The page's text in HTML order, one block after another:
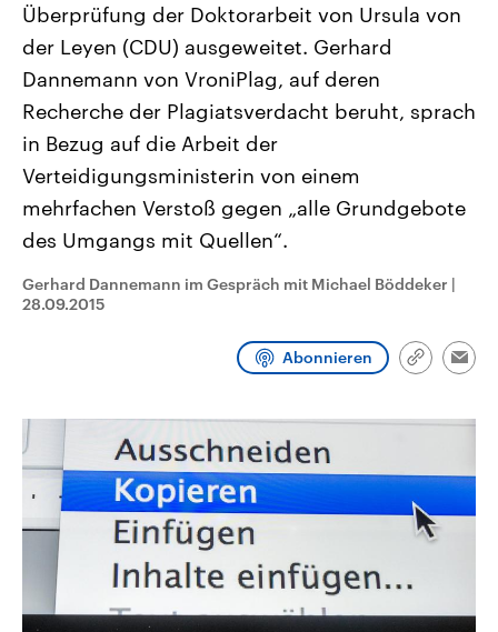
Landtagswahl Sachsen-Anhalt
2026
Alle Informationen
Sachsen-Anhalt wählt am 6.
September 2026 einen neuen
Landtag. Seit 2021 wird das
Bundesland von einer Koalition aus
CDU, SPD und FDP regiert.-
Umfragen, Prognosen,
Wahlprogramme, aktuelle Berichte
und Hintergründe zu den Parteien
und Kandidaten der anstehenden
Wahl.
USA
Aktuelle Beiträge,
Hintergründe
Wirtschaftlich und
gehören die Vereinigten
den mächtigsten Ländern
Sendungen Programm Podcasts
Überprüfung der Doktorarbeit von Ursula von
der Leyen (CDU) ausgeweitet. Gerhard
Dannemann von VroniPlag, auf deren
Recherche der Plagiatsverdacht beruht, sprach
in Bezug auf die Arbeit der
Verteidigungsministerin von einem
mehrfachen Verstoß gegen „alle Grundgebote
des Umgangs mit Quellen“.
Gerhard Dannemann im Gespräch mit Michael Böddeker |
28.09.2015
Abonnieren
Link